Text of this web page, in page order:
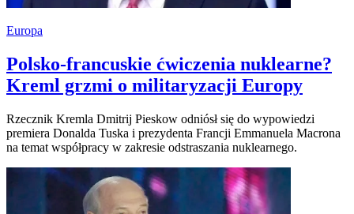
Europa
Polsko-francuskie ćwiczenia nuklearne?
Kreml grzmi o militaryzacji Europy
Rzecznik Kremla Dmitrij Pieskow odniósł się do wypowiedzi
premiera Donalda Tuska i prezydenta Francji Emmanuela Macrona
na temat współpracy w zakresie odstraszania nuklearnego.